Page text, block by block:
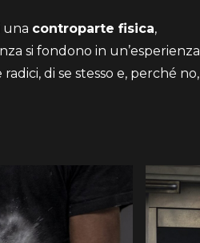
una controparte fisica,
si fondono in un’esperienza
di se stesso e, perché no,